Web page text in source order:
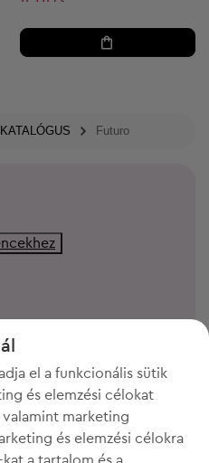
Futuro
el a funkcionális sütik
és elemzési célokat
marketing
és elemzési célokra